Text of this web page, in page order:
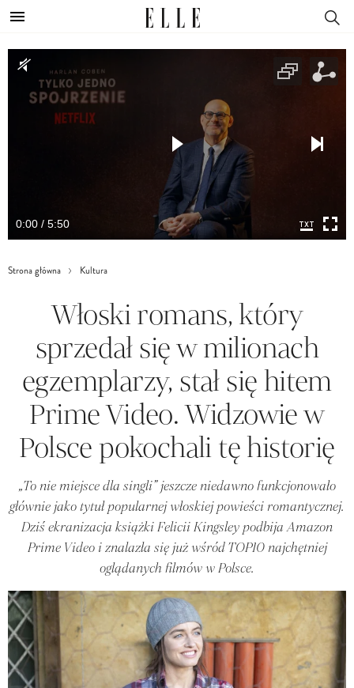
0:00 / 5:50
Strona główna Kultura
Włoski romans, który
sprzedał się w milionach
egzemplarzy, stał się hitem
Prime Video. Widzowie w
Polsce pokochali tę historię
„To nie miejsce dla singli” jeszcze niedawno funkcjonowało
głównie jako tytuł popularnej włoskiej powieści romantycznej.
Dziś ekranizacja książki Felicii Kingsley podbija Amazon
Prime Video i znalazła się już wśród TOP10 najchętniej
oglądanych filmów w Polsce.